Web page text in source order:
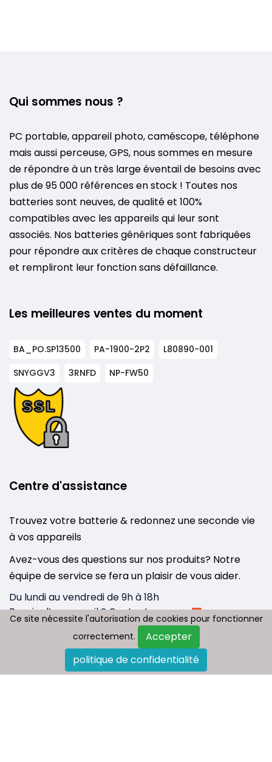
Qui sommes nous ?
PC portable, appareil photo, caméscope, téléphone
mais aussi perceuse, GPS, nous sommes en mesure
de répondre à un très large éventail de besoins avec
plus de 95 000 références en stock ! Toutes nos
batteries sont neuves, de qualité et 100%
compatibles avec les appareils qui leur sont
associés. Nos batteries génériques sont fabriquées
pour répondre aux critères de chaque constructeur
et rempliront leur fonction sans défaillance.
Les meilleures ventes du moment
BA_PO.SP13500 PA-1900-2P2
L80890-001
SNYGGV3
3RNFD NP-FW50
Centre d'assistance
Trouvez votre batterie & redonnez une seconde vie
à vos appareils
Avez-vous des questions sur nos produits? Notre
équipe de service se fera un plaisir de vous aider.
Du lundi au vendredi de 9h à 18h
Besoin d’un conseil ? Contactez-nous :
info@tousbatterie.com
Substack
Ce site nécessite l'autorisation de cookies pour fonctionner
correctement.
Accepter
politique de confidentialité
Ce site nécessite l'autorisation de cookies pour fonctionner
correctement.
Accepter
politique de confidentialité